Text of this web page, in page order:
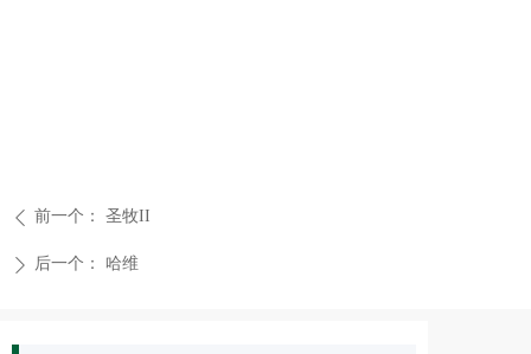
ꄴ 前一个： 圣牧II
ꄲ 后一个： 哈维